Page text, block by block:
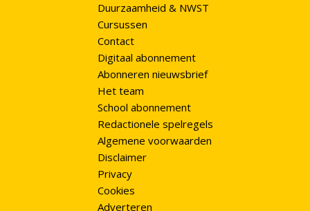
Duurzaamheid & NWST
Cursussen
Contact
Digitaal abonnement
Abonneren nieuwsbrief
Het team
School abonnement
Redactionele spelregels
Algemene voorwaarden
Disclaimer
Privacy
Cookies
Adverteren